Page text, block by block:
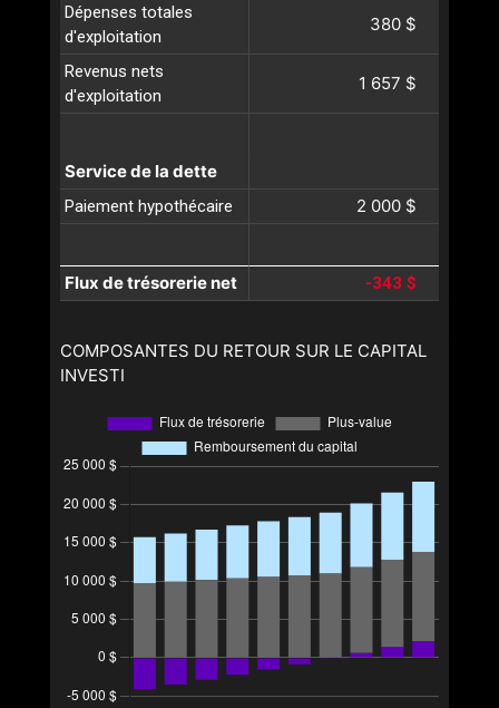
Dépenses totales
d'exploitation
380 $
Revenus nets
d'exploitation
1 657 $
Service de la dette
Paiement hypothécaire 2 000 $
Flux de trésorerie net -343 $
COMPOSANTES DU RETOUR SUR LE CAPITAL
INVESTI